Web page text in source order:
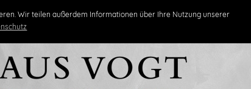
Wir teilen außerdem Informationen über Ihre Nutzung unserer